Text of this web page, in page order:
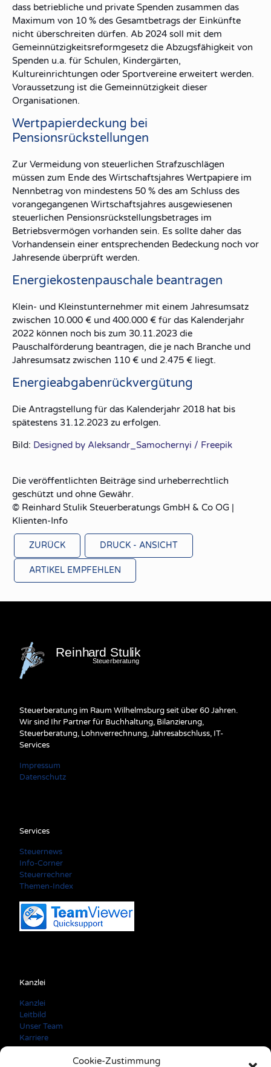
Cookie-Zustimmung
dass betriebliche und private Spenden zusammen das
Maximum von 10 % des Gesamtbetrags der Einkünfte
nicht überschreiten dürfen. Ab 2024 soll mit dem
Gemeinnützigkeitsreformgesetz die Abzugsfähigkeit von
Spenden u.a. für Schulen, Kindergärten,
Kultureinrichtungen oder Sportvereine erweitert werden.
Voraussetzung ist die Gemeinnützigkeit dieser
Organisationen.
Wertpapierdeckung bei
Pensionsrückstellungen
Zur Vermeidung von steuerlichen Strafzuschlägen
müssen zum Ende des Wirtschaftsjahres Wertpapiere im
Nennbetrag von mindestens 50 % des am Schluss des
vorangegangenen Wirtschaftsjahres ausgewiesenen
steuerlichen Pensionsrückstellungsbetrages im
Betriebsvermögen vorhanden sein. Es sollte daher das
Vorhandensein einer entsprechenden Bedeckung noch vor
Jahresende überprüft werden.
Energiekostenpauschale beantragen
Klein- und Kleinstunternehmer mit einem Jahresumsatz
zwischen 10.000 € und 400.000 € für das Kalenderjahr
2022 können noch bis zum 30.11.2023 die
Pauschalförderung beantragen, die je nach Branche und
Jahresumsatz zwischen 110 € und 2.475 € liegt.
Energieabgabenrückvergütung
Die Antragstellung für das Kalenderjahr 2018 hat bis
spätestens 31.12.2023 zu erfolgen.
Bild: Designed by Aleksandr_Samochernyi / Freepik
Die veröffentlichten Beiträge sind urheberrechtlich
geschützt und ohne Gewähr.
© Reinhard Stulik Steuerberatungs GmbH & Co OG |
Klienten-Info
ZURÜCK DRUCK - ANSICHT
ARTIKEL EMPFEHLEN
Steuerberatung im Raum Wilhelmsburg seit über 60 Jahren.
Wir sind Ihr Partner für Buchhaltung, Bilanzierung,
Steuerberatung, Lohnverrechnung, Jahresabschluss, IT-
Services
Impressum
Datenschutz
Services
Steuernews
Info-Corner
Steuerrechner
Themen-Index
Kanzlei
Kanzlei
Leitbild
Unser Team
Karriere